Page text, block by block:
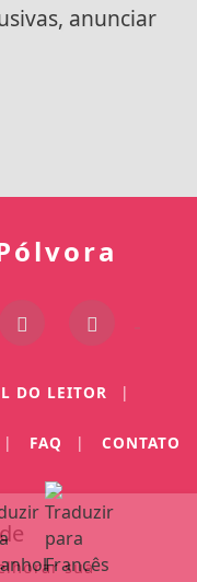
anunciar
DO LEITOR |
| FAQ | CONTATO
sua